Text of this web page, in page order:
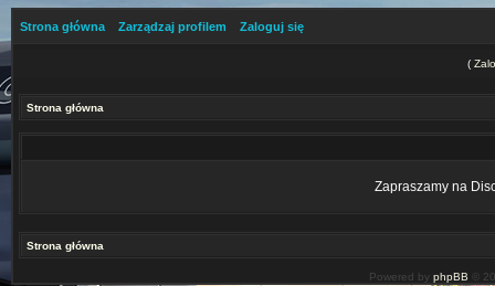
Strona główna Zarządzaj profilem Zaloguj się
(
Strona główna
Zapraszamy na
Strona główna
Powered by phpBB ©